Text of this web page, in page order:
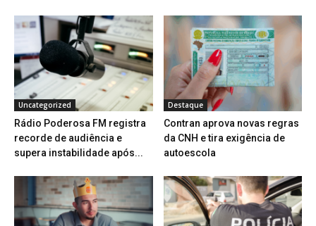
Uncategorized
Rádio Poderosa FM registra
recorde de audiência e
supera instabilidade após...
Destaque
Contran aprova novas regras
da CNH e tira exigência de
autoescola